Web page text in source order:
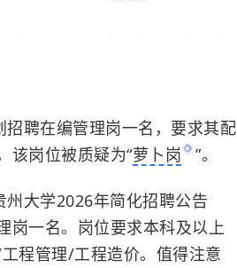
聘在编管理岗一名，要求其配
该岗位被质疑为“萝卜岗 ”。
大学2026年简化招聘公告
岗一名。岗位要求本科及以上
程管理/工程造价。值得注意